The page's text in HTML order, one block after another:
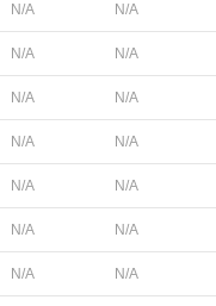
N/A N/A
N/A N/A
N/A N/A
N/A N/A
N/A N/A
N/A N/A
N/A N/A